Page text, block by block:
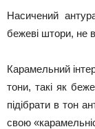
Насичений
бежеві штори, не
Карамельний
тони, такі як
підібрати в тон
свою